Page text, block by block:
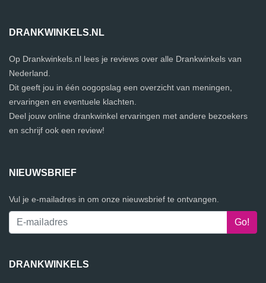
DRANKWINKELS.NL
Op Drankwinkels.nl lees je reviews over alle Drankwinkels van
Nederland.
Dit geeft jou in één oogopslag een overzicht van meningen,
ervaringen en eventuele klachten.
Deel jouw online drankwinkel ervaringen met andere bezoekers
en schrijf ook een review!
NIEUWSBRIEF
Vul je e-mailadres in om onze nieuwsbrief te ontvangen.
DRANKWINKELS